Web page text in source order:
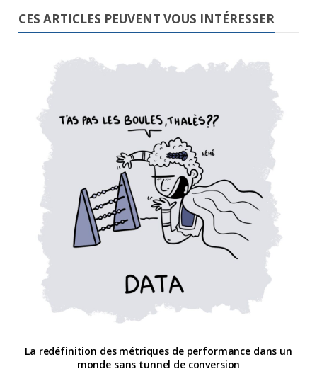
CES ARTICLES PEUVENT VOUS INTÉRESSER
La redéfinition des métriques de performance dans un
monde sans tunnel de conversion